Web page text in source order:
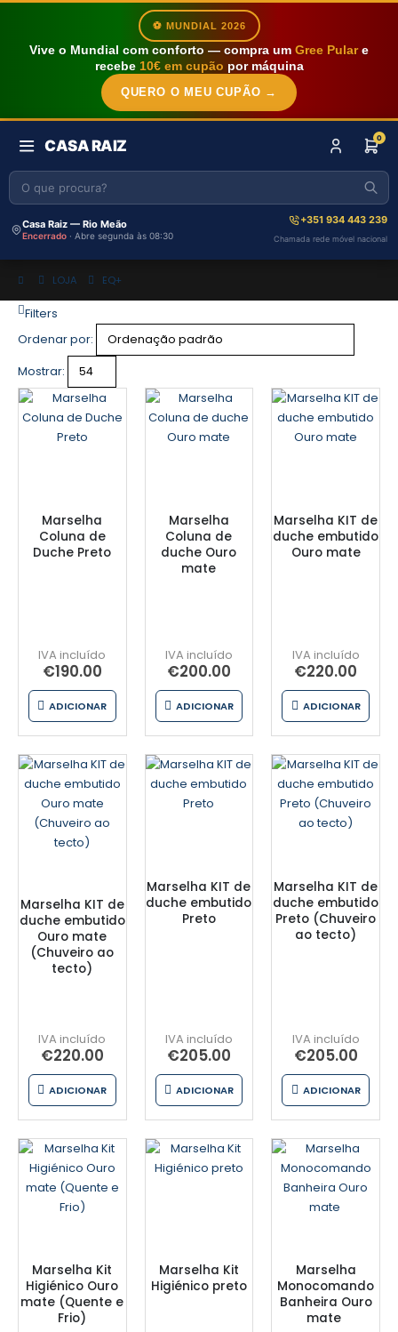
⚽ MUNDIAL 2026
Vive o Mundial com conforto — compra um Gree Pulare
recebe 10€ em cupão por máquina
QUERO O MEU CUPÃO →
CASA RAIZ 0
Casa Raiz — Rio Meão
Encerrado · Abre segunda às 08:30
+351 934 443 239
Chamada rede móvel nacional
LOJA EQ+
Filters
Ordenar por:
Mostrar:
Marselha
Coluna de
Duche Preto
€190.00
ADICIONAR
Marselha
Coluna de
duche Ouro
mate
€200.00
ADICIONAR
Marselha KIT de
duche embutido
Ouro mate
€220.00
ADICIONAR
Marselha KIT de
duche embutido
Ouro mate
(Chuveiro ao
tecto)
€220.00
ADICIONAR
Marselha KIT de
duche embutido
Preto
€205.00
ADICIONAR
Marselha KIT de
duche embutido
Preto (Chuveiro
ao tecto)
€205.00
ADICIONAR
Marselha Kit
Higiénico Ouro
mate (Quente e
Frio)
Marselha Kit
Higiénico preto
Marselha
Monocomando
Banheira Ouro
mate